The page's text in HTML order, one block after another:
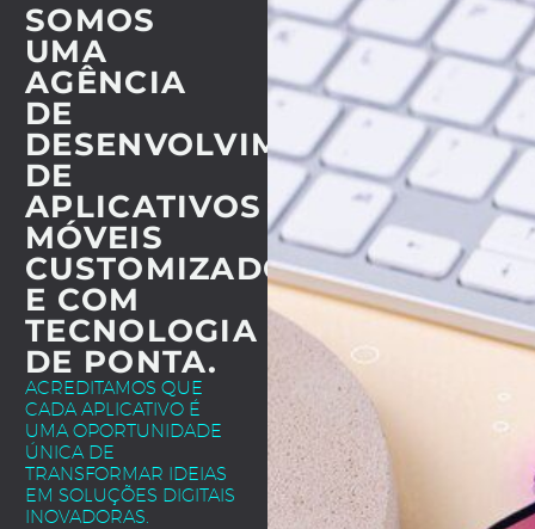
SOMOS
UMA
AGÊNCIA
DE
DESENVOLVIMENTO
DE
APLICATIVOS
MÓVEIS
CUSTOMIZADOS
E COM
TECNOLOGIA
DE PONTA.
ACREDITAMOS QUE
CADA APLICATIVO É
UMA OPORTUNIDADE
ÚNICA DE
TRANSFORMAR IDEIAS
EM SOLUÇÕES DIGITAIS
INOVADORAS.